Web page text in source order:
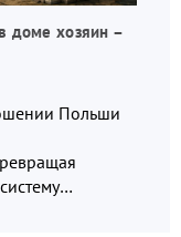
доме хозяин –
Польши